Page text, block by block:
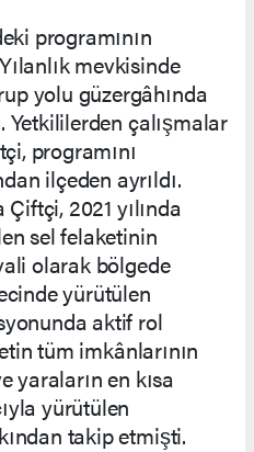
programının
mevkisinde
yolu güzergâhında
çalışmalar
programını
ilçeden ayrıldı.
2021 yılında
sel felaketinin
olarak bölgede
yürütülen
aktif rol
tüm imkânlarının
yaraların en kısa
yürütülen
takip etmişti.